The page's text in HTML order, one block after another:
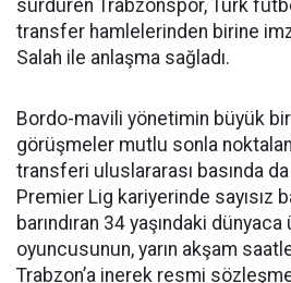
sürdüren Trabzonspor, Türk
transfer hamlelerinden birine
Salah ile anlaşma sağladı.
Bordo-mavili yönetimin büyük
görüşmeler mutlu sonla
transferi uluslararası basında
Premier Lig kariyerinde sayısız
barındıran 34 yaşındaki
oyuncusunun, yarın akşam
Trabzon’a inerek resmi